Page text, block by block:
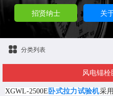
招贤纳士 关
分类列表
风电锚栓
XGWL-2500E 卧式拉力试验机采